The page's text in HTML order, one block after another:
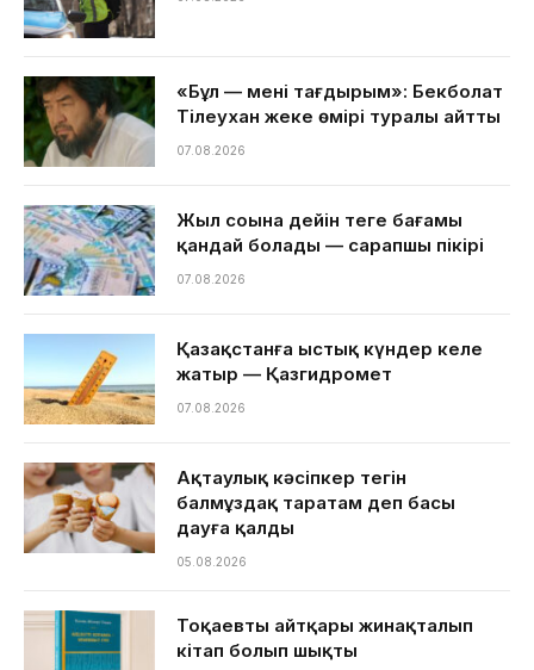
«Бұл — менің тағдырым»: Бекболат
Тілеухан жеке өмірі туралы айтты
07.08.2026
Жыл соңына дейін теңге бағамы
қандай болады — сарапшы пікірі
07.08.2026
Қазақстанға ыстық күндер келе
жатыр — Қазгидромет
07.08.2026
Ақтаулық кәсіпкер тегін
балмұздақ таратам деп басы
дауға қалды
05.08.2026
Тоқаевтың айтқары жинақталып
кітап болып шықты